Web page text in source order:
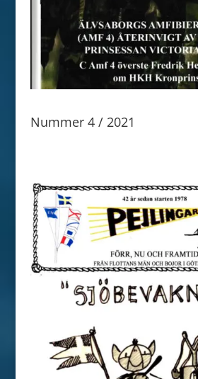
Nummer 4 / 2021